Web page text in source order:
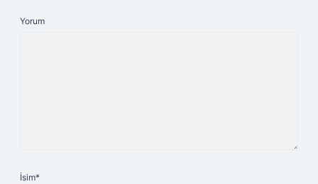
Yorum
İsim*